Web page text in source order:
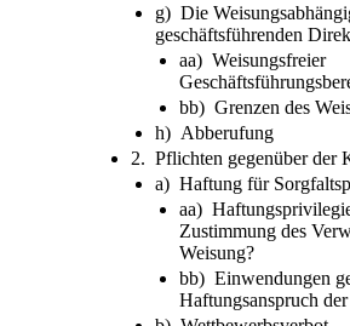
g) Die
geschäftsführenden
aa) Weisungsfreier
bb) Grenzen des
h) Abberufung
2. Pflichten gegenüber der
a) Haftung für
aa)
Zustimmung des
Weisung?
bb) Einwendungen
Haftungsanspruch